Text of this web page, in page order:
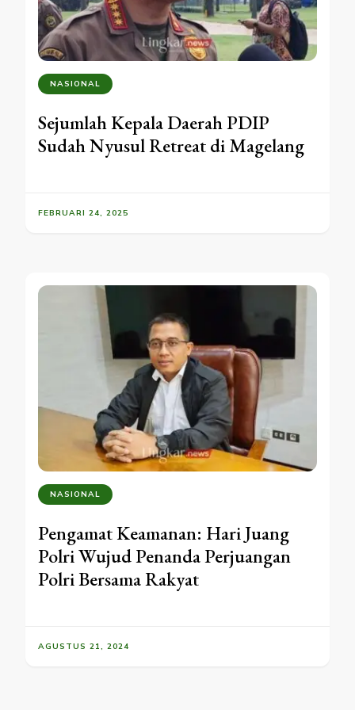
NASIONAL
Sejumlah Kepala Daerah PDIP
Sudah Nyusul Retreat di Magelang
FEBRUARI 24, 2025
NASIONAL
Pengamat Keamanan: Hari Juang
Polri Wujud Penanda Perjuangan
Polri Bersama Rakyat
AGUSTUS 21, 2024